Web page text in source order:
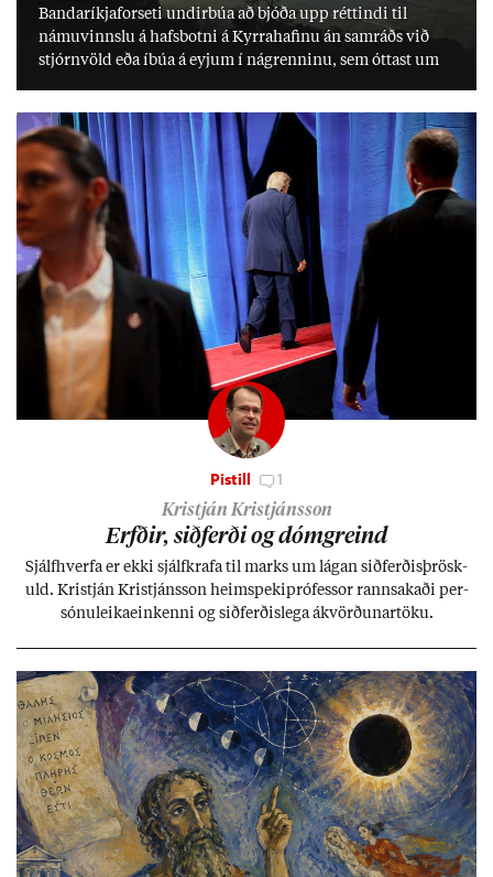
Banda­ríkja­for­seti und­ir­búa að bjóða upp rétt­indi til
námu­vinnslu á hafs­botni á Kyrra­haf­inu án sam­ráðs við
stjórn­völd eða íbúa á eyj­um í ná­grenn­inu, sem ótt­ast um
Pistill 1
Kristján Kristjánsson
Erfð­ir, sið­ferði og dómgreind
Sjálf­hverfa er ekki sjálf­krafa til marks um lág­an sið­ferð­is­þrösk­
uld. Kristján Kristjáns­son heim­speki­pró­fess­or rann­sak­aði per­
sónu­leika­ein­kenni og sið­ferð­is­lega ákvörð­un­ar­töku.